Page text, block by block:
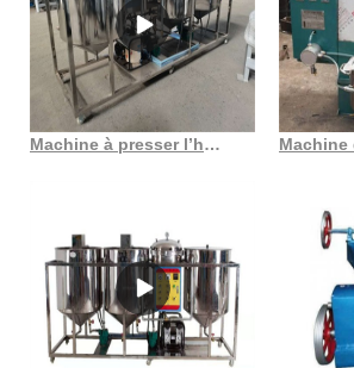
Machine à presser l’huile de graines de tournesol acheter au Maroc